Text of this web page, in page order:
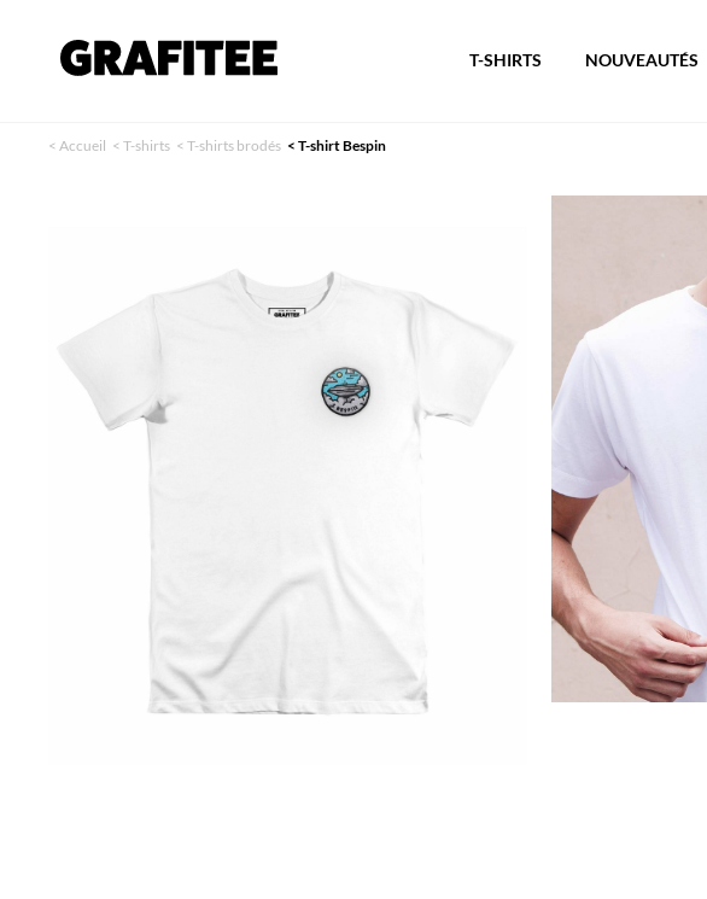
T-SHIRTS NOUVEAUTÉS
< Accueil < T-shirts < T-shirts brodés < T-shirt Bespin